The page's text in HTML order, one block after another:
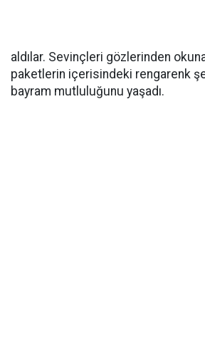
aldılar. Sevinçleri gözlerinden
paketlerin içerisindeki rengarenk
bayram mutluluğunu yaşadı.